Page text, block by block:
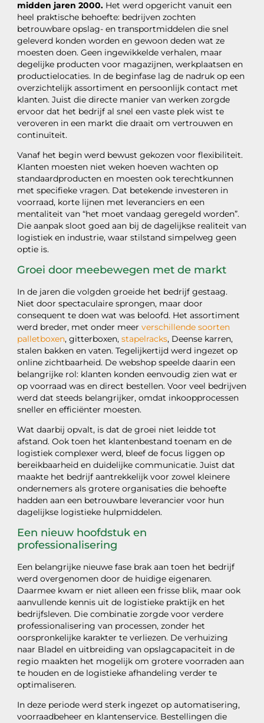
midden jaren 2000. Het werd opgericht vanuit een
heel praktische behoefte: bedrijven zochten
betrouwbare opslag- en transportmiddelen die snel
geleverd konden worden en gewoon deden wat ze
moesten doen. Geen ingewikkelde verhalen, maar
degelijke producten voor magazijnen, werkplaatsen en
productielocaties. In de beginfase lag de nadruk op een
overzichtelijk assortiment en persoonlijk contact met
klanten. Juist die directe manier van werken zorgde
ervoor dat het bedrijf al snel een vaste plek wist te
veroveren in een markt die draait om vertrouwen en
continuïteit.
Vanaf het begin werd bewust gekozen voor flexibiliteit.
Klanten moesten niet weken hoeven wachten op
standaardproducten en moesten ook terechtkunnen
met specifieke vragen. Dat betekende investeren in
voorraad, korte lijnen met leveranciers en een
mentaliteit van “het moet vandaag geregeld worden”.
Die aanpak sloot goed aan bij de dagelijkse realiteit van
logistiek en industrie, waar stilstand simpelweg geen
optie is.
Groei door meebewegen met de markt
In de jaren die volgden groeide het bedrijf gestaag.
Niet door spectaculaire sprongen, maar door
consequent te doen wat was beloofd. Het assortiment
werd breder, met onder meerverschillende soorten
palletboxen, gitterboxen,stapelracks, Deense karren,
stalen bakken en vaten. Tegelijkertijd werd ingezet op
online zichtbaarheid. De webshop speelde daarin een
belangrijke rol: klanten konden eenvoudig zien wat er
op voorraad was en direct bestellen. Voor veel bedrijven
werd dat steeds belangrijker, omdat inkoopprocessen
sneller en efficiënter moesten.
Wat daarbij opvalt, is dat de groei niet leidde tot
afstand. Ook toen het klantenbestand toenam en de
logistiek complexer werd, bleef de focus liggen op
bereikbaarheid en duidelijke communicatie. Juist dat
maakte het bedrijf aantrekkelijk voor zowel kleinere
ondernemers als grotere organisaties die behoefte
hadden aan een betrouwbare leverancier voor hun
dagelijkse logistieke hulpmiddelen.
Een nieuw hoofdstuk en
professionalisering
Een belangrijke nieuwe fase brak aan toen het bedrijf
werd overgenomen door de huidige eigenaren.
Daarmee kwam er niet alleen een frisse blik, maar ook
aanvullende kennis uit de logistieke praktijk en het
bedrijfsleven. Die combinatie zorgde voor verdere
professionalisering van processen, zonder het
oorspronkelijke karakter te verliezen. De verhuizing
naar Bladel en uitbreiding van opslagcapaciteit in de
regio maakten het mogelijk om grotere voorraden aan
te houden en de logistieke afhandeling verder te
optimaliseren.
In deze periode werd sterk ingezet op automatisering,
voorraadbeheer en klantenservice. Bestellingen die